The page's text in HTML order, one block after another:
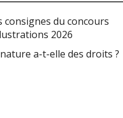
consignes du concours
2026
a-t-elle des droits ?